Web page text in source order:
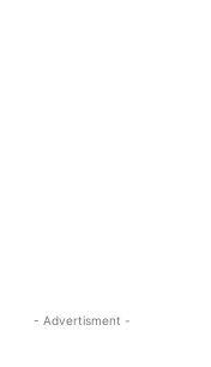
- Advertisment -